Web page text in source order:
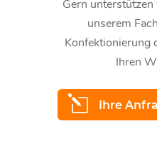
Gern
unserem
Konfektionierung
Ihren
l Ihre